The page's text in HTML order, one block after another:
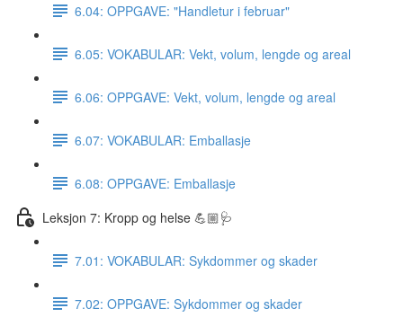
6.04: OPPGAVE: "Handletur i februar"
6.05: VOKABULAR: Vekt, volum, lengde og areal
6.06: OPPGAVE: Vekt, volum, lengde og areal
6.07: VOKABULAR: Emballasje
6.08: OPPGAVE: Emballasje
Leksjon 7: Kropp og helse 💪🏼🩺
7.01: VOKABULAR: Sykdommer og skader
7.02: OPPGAVE: Sykdommer og skader